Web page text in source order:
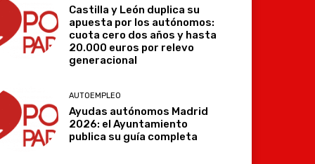
Castilla y León duplica su
apuesta por los autónomos:
cuota cero dos años y hasta
20.000 euros por relevo
generacional
AUTOEMPLEO
Ayudas autónomos Madrid
2026: el Ayuntamiento
publica su guía completa